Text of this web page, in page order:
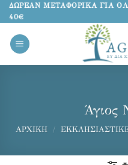
Μετάβαση
στο
περιεχόμενο
ΔΩΡΕΑΝ ΜΕΤΑΦΟΡΙΚΑ ΓΙΑ
40€
Άγιος
ΑΡΧΙΚΉ /